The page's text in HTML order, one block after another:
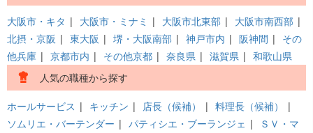
大阪市・キタ | 大阪市・ミナミ | 大阪市北東部 | 大阪市南西部 |
北摂・京阪 | 東大阪 | 堺・大阪南部 | 神戸市内 | 阪神間 | その
他兵庫 | 京都市内 | その他京都 | 奈良県 | 滋賀県 | 和歌山県
人気の職種から探す
ホールサービス | キッチン | 店長（候補） | 料理長（候補）
|
ソムリエ・バーテンダー | パティシエ・ブーランジェ |
ＳＶ・マ